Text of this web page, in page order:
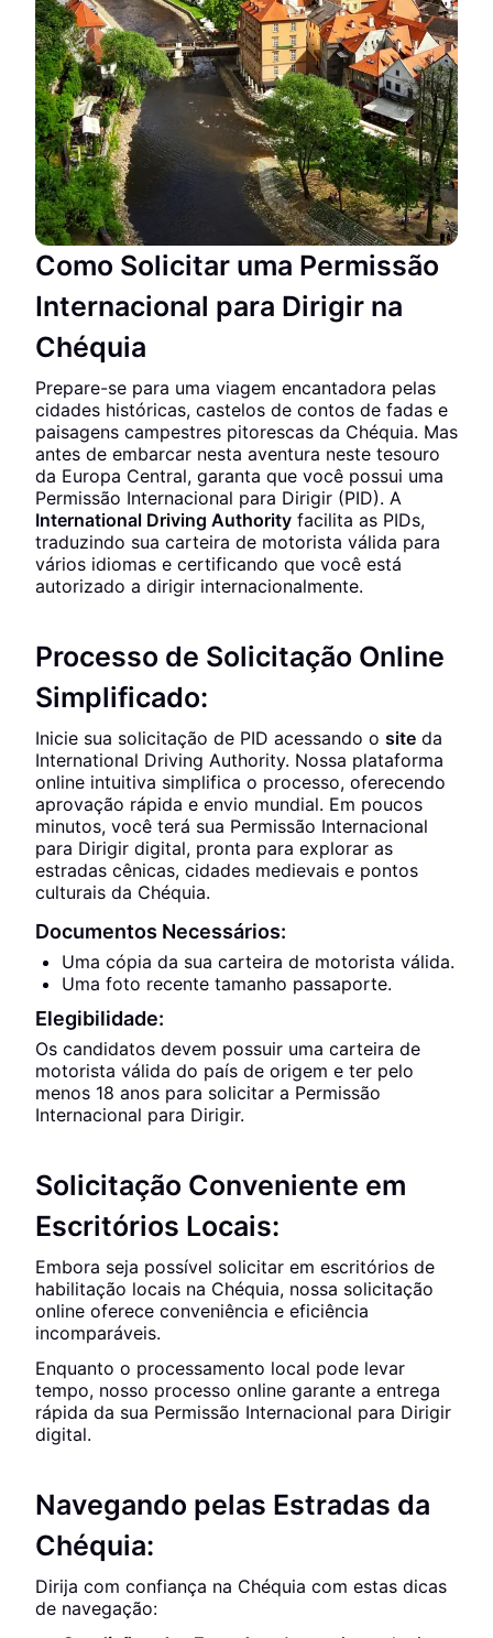
Como Solicitar uma Permissão
Internacional para Dirigir na
Chéquia
Prepare-se para uma viagem encantadora pelas
cidades históricas, castelos de contos de fadas e
paisagens campestres pitorescas da Chéquia. Mas
antes de embarcar nesta aventura neste tesouro
da Europa Central, garanta que você possui uma
Permissão Internacional para Dirigir (PID). A
International Driving Authority facilita as PIDs,
traduzindo sua carteira de motorista válida para
vários idiomas e certificando que você está
autorizado a dirigir internacionalmente.
Processo de Solicitação Online
Simplificado:
Inicie sua solicitação de PID acessando o site da
International Driving Authority. Nossa plataforma
online intuitiva simplifica o processo, oferecendo
aprovação rápida e envio mundial. Em poucos
minutos, você terá sua Permissão Internacional
para Dirigir digital, pronta para explorar as
estradas cênicas, cidades medievais e pontos
culturais da Chéquia.
Documentos Necessários:
Uma cópia da sua carteira de motorista válida.
Uma foto recente tamanho passaporte.
Elegibilidade:
Os candidatos devem possuir uma carteira de
motorista válida do país de origem e ter pelo
menos 18 anos para solicitar a Permissão
Internacional para Dirigir.
Solicitação Conveniente em
Escritórios Locais:
Embora seja possível solicitar em escritórios de
habilitação locais na Chéquia, nossa solicitação
online oferece conveniência e eficiência
incomparáveis.
Enquanto o processamento local pode levar
tempo, nosso processo online garante a entrega
rápida da sua Permissão Internacional para Dirigir
digital.
Navegando pelas Estradas da
Chéquia:
Dirija com confiança na Chéquia com estas dicas
de navegação: